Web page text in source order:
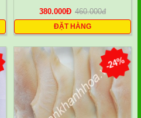
380.000Đ 460.000đ
ĐẶT HÀNG
-24%